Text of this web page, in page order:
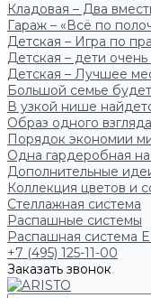
Кладовая – Два
Гараж – «Всё по
Детская – Игра по
Детская – дети
Детская – Лучшее
Большой семье
В узкой нише
Образ одного взгляда
Порядок экономии
Одна гардеробная
Дополнительные
Коллекция цветов и
Стеллажная система
Распашные системы
Распашная система
+7 (495) 125-11-00
Заказать звонок